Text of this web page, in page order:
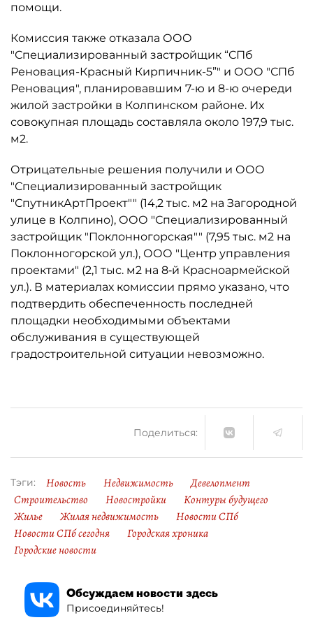
помощи.
Комиссия также отказала ООО
"Специализированный застройщик “СПб
Реновация-Красный Кирпичник-5”" и ООО "СПб
Реновация", планировавшим 7-ю и 8-ю очереди
жилой застройки в Колпинском районе. Их
совокупная площадь составляла около 197,9 тыс.
м2.
Отрицательные решения получили и ООО
"Специализированный застройщик
"СпутникАртПроект"" (14,2 тыс. м2 на Загородной
улице в Колпино), ООО "Специализированный
застройщик "Поклонногорская"" (7,95 тыс. м2 на
Поклонногорской ул.), ООО "Центр управления
проектами" (2,1 тыс. м2 на 8‑й Красноармейской
ул.). В материалах комиссии прямо указано, что
подтвердить обеспеченность последней
площадки необходимыми объектами
обслуживания в существующей
градостроительной ситуации невозможно.
Поделиться:
Тэги: Новость Недвижимость
Девелопмент
Строительство
Новостройки
Контуры будущего
Жилье
Жилая недвижимость
Новости СПб
Новости СПб сегодня
Городская хроника
Городские новости
Обсуждаем новости здесь
Присоединяйтесь!